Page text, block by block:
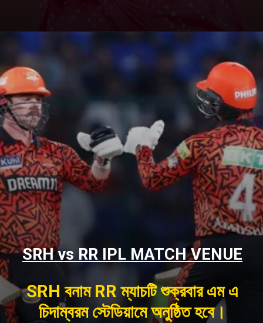
SRH বনাম RR ম্যাচটি শুক্রবার এম এ
চিদাম্বরম স্টেডিয়ামে অনুষ্ঠিত হবে।
SRH vs RR IPL MATCH VENUE